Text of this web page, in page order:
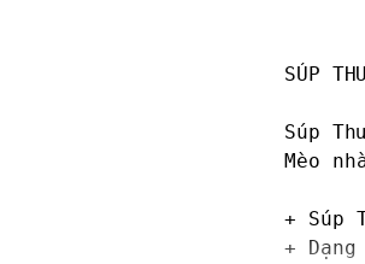
SÚP
Súp
Mèo
+ Súp
+